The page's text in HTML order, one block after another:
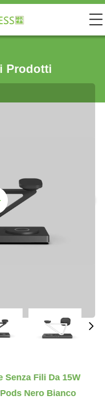
Prodotti
Senza Fili Da 15W
Nero Bianco